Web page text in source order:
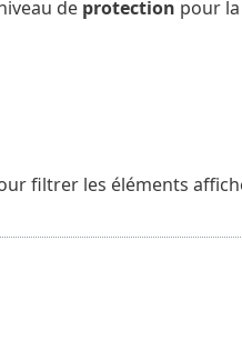
de protection pour
filtrer les éléments